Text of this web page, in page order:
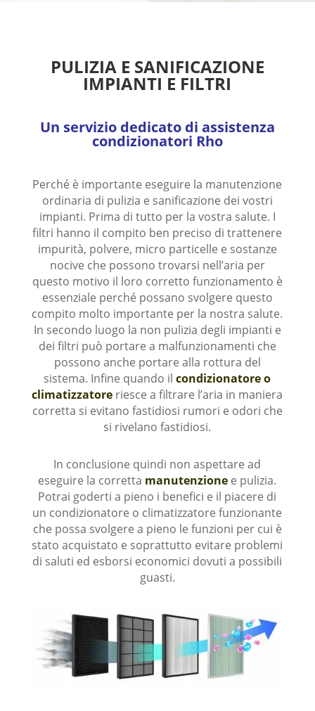
PULIZIA E SANIFICAZIONE
IMPIANTI E FILTRI
Un servizio dedicato di assistenza
condizionatori Rho
Perché è importante eseguire la manutenzione
ordinaria di pulizia e sanificazione dei vostri
impianti. Prima di tutto per la vostra salute. I
filtri hanno il compito ben preciso di trattenere
impurità, polvere, micro particelle e sostanze
nocive che possono trovarsi nell’aria per
questo motivo il loro corretto funzionamento è
essenziale perché possano svolgere questo
compito molto importante per la nostra salute.
In secondo luogo la non pulizia degli impianti e
dei filtri può portare a malfunzionamenti che
possono anche portare alla rottura del
sistema. Infine quando ilcondizionatore o
climatizzatore riesce a filtrare l’aria in maniera
corretta si evitano fastidiosi rumori e odori che
si rivelano fastidiosi.
In conclusione quindi non aspettare ad
eseguire la corretta manutenzione e pulizia.
Potrai goderti a pieno i benefici e il piacere di
un condizionatore o climatizzatore funzionante
che possa svolgere a pieno le funzioni per cui è
stato acquistato e soprattutto evitare problemi
di saluti ed esborsi economici dovuti a possibili
guasti.